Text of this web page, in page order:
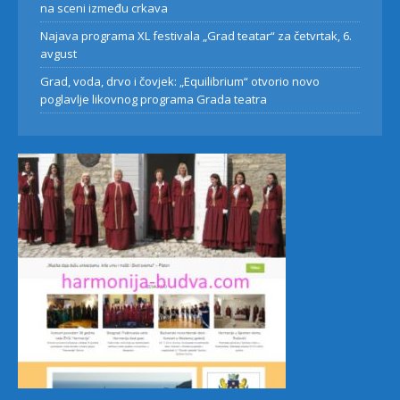
na sceni između crkava
Najava programa XL festivala „Grad teatar“ za četvrtak, 6.
avgust
Grad, voda, drvo i čovjek: „Equilibrium“ otvorio novo
poglavlje likovnog programa Grada teatra